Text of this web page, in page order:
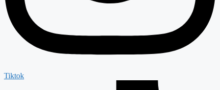
Tiktok